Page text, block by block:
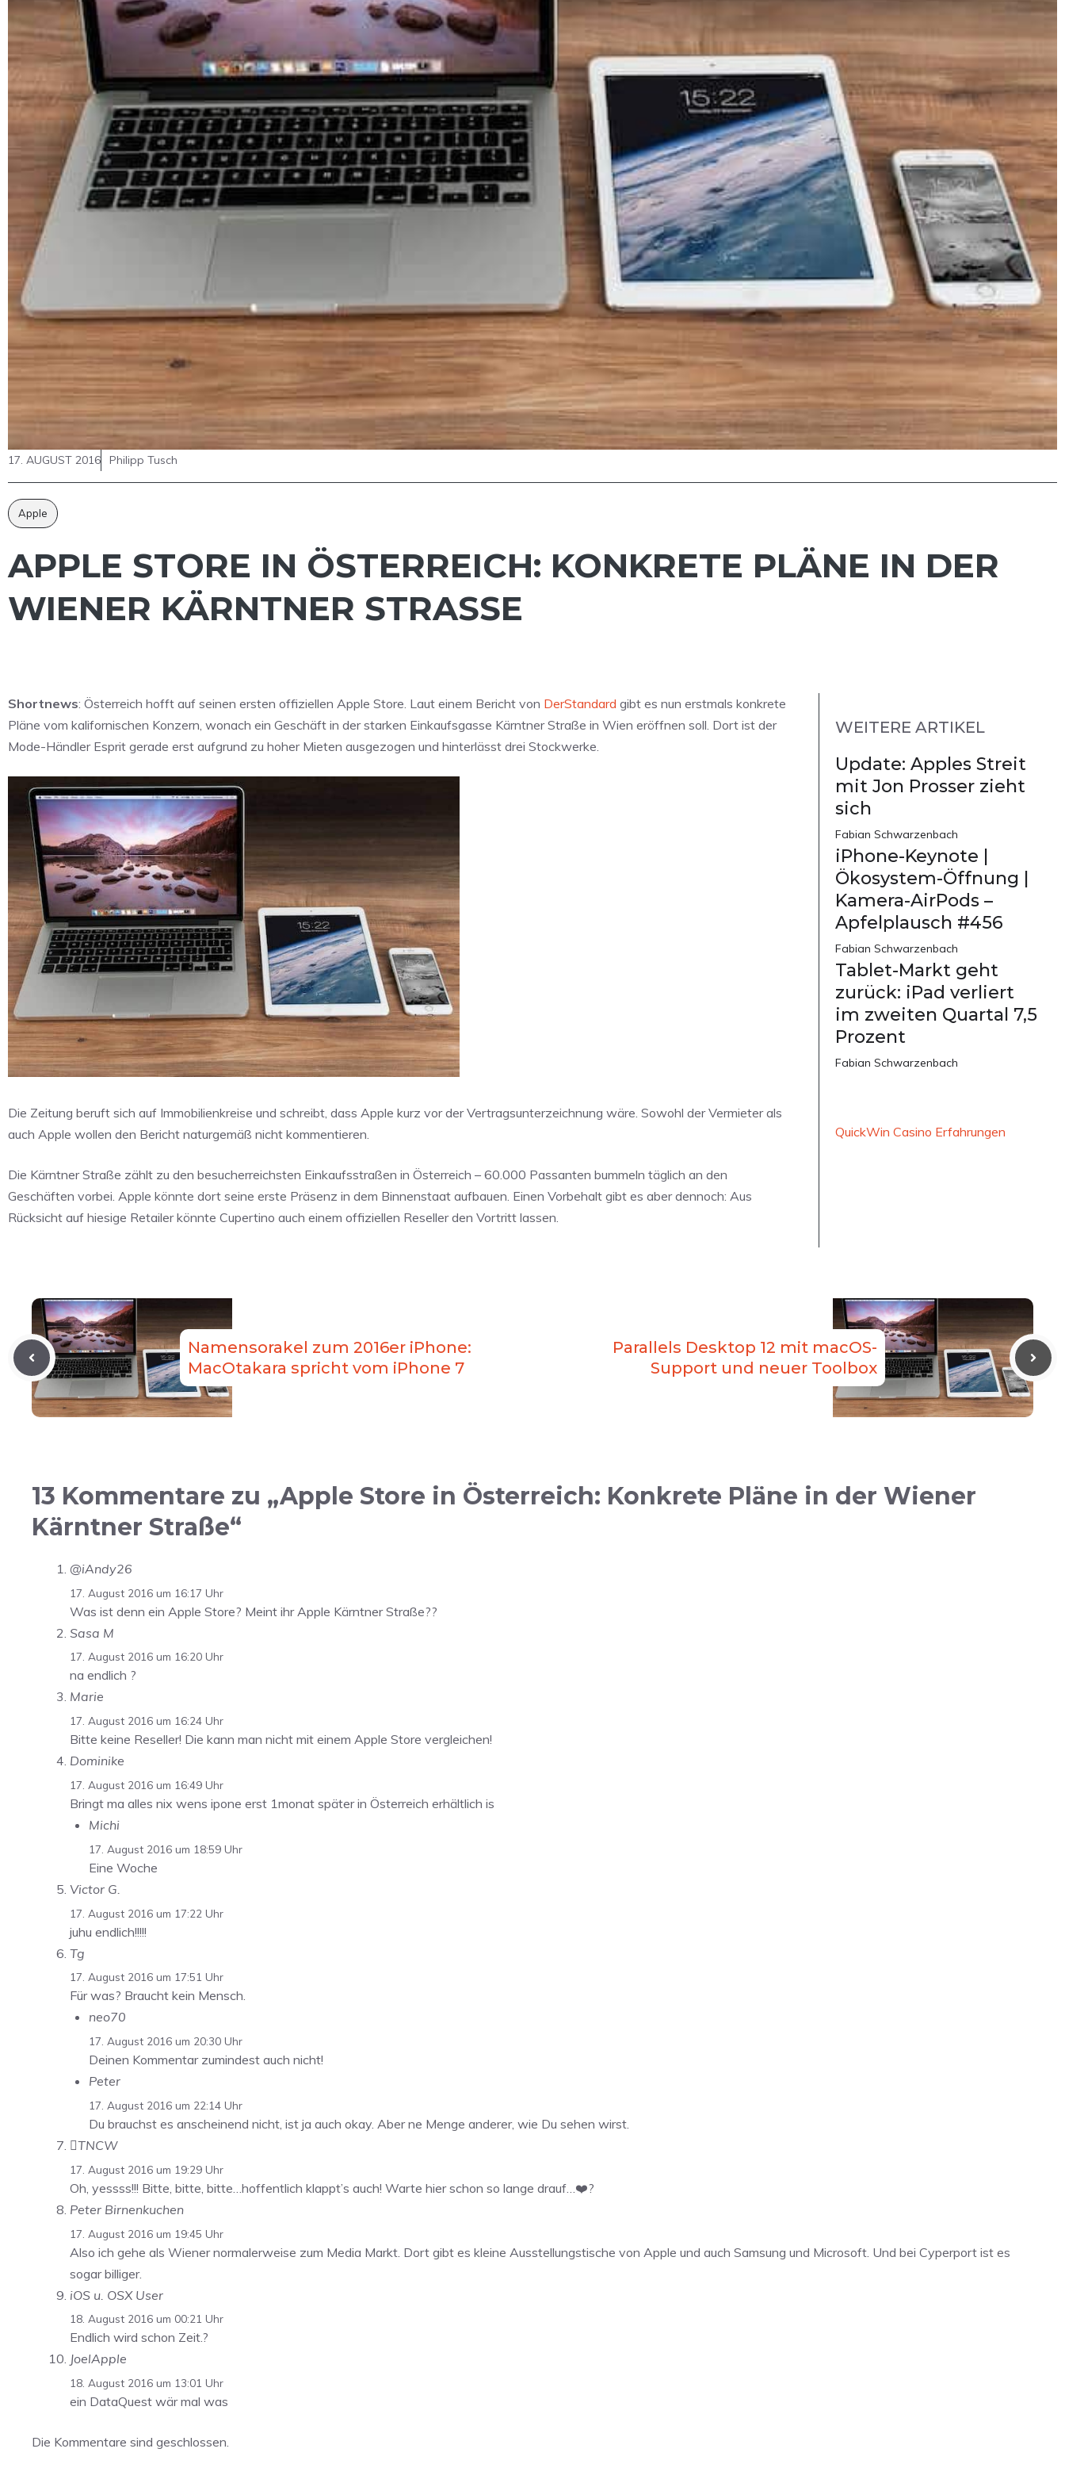
17. AUGUST 2016 Philipp Tusch
Apple
APPLE STORE IN ÖSTERREICH: KONKRETE PLÄNE IN DER
WIENER KÄRNTNER STRASSE
Shortnews: Österreich hofft auf seinen ersten offiziellen Apple Store. Laut einem Bericht von DerStandard gibt es nun erstmals konkrete
Pläne vom kalifornischen Konzern, wonach ein Geschäft in der starken Einkaufsgasse Kärntner Straße in Wien eröffnen soll. Dort ist der
Mode-Händler Esprit gerade erst aufgrund zu hoher Mieten ausgezogen und hinterlässt drei Stockwerke.
Die Zeitung beruft sich auf Immobilienkreise und schreibt, dass Apple kurz vor der Vertragsunterzeichnung wäre. Sowohl der Vermieter als
auch Apple wollen den Bericht naturgemäß nicht kommentieren.
Die Kärntner Straße zählt zu den besucherreichsten Einkaufsstraßen in Österreich – 60.000 Passanten bummeln täglich an den
Geschäften vorbei. Apple könnte dort seine erste Präsenz in dem Binnenstaat aufbauen. Einen Vorbehalt gibt es aber dennoch: Aus
Rücksicht auf hiesige Retailer könnte Cupertino auch einem offiziellen Reseller den Vortritt lassen.
WEITERE ARTIKEL
Update: Apples Streit
mit Jon Prosser zieht
sich
Fabian Schwarzenbach
iPhone-Keynote |
Ökosystem-Öffnung |
Kamera-AirPods –
Apfelplausch #456
Fabian Schwarzenbach
Tablet-Markt geht
zurück: iPad verliert
im zweiten Quartal 7,5
Prozent
Fabian Schwarzenbach
QuickWin Casino Erfahrungen
Namensorakel zum 2016er iPhone:
MacOtakara spricht vom iPhone 7
Parallels Desktop 12 mit macOS-
Support und neuer Toolbox
13 Kommentare zu „Apple Store in Österreich: Konkrete Pläne in der Wiener
Kärntner Straße“
@iAndy26
17. August 2016 um 16:17 Uhr
Was ist denn ein Apple Store? Meint ihr Apple Kärntner Straße??
Sasa M
17. August 2016 um 16:20 Uhr
na endlich ?
Marie
17. August 2016 um 16:24 Uhr
Bitte keine Reseller! Die kann man nicht mit einem Apple Store vergleichen!
Dominike
17. August 2016 um 16:49 Uhr
Bringt ma alles nix wens ipone erst 1monat später in Österreich erhältlich is
Michi
17. August 2016 um 18:59 Uhr
Eine Woche
Victor G.
17. August 2016 um 17:22 Uhr
juhu endlich!!!!!
Tg
17. August 2016 um 17:51 Uhr
Für was? Braucht kein Mensch.
neo70
17. August 2016 um 20:30 Uhr
Deinen Kommentar zumindest auch nicht!
Peter
17. August 2016 um 22:14 Uhr
Du brauchst es anscheinend nicht, ist ja auch okay. Aber ne Menge anderer, wie Du sehen wirst.
TNCW
17. August 2016 um 19:29 Uhr
Oh, yessss!!! Bitte, bitte, bitte…hoffentlich klappt’s auch! Warte hier schon so lange drauf…❤️?
Peter Birnenkuchen
17. August 2016 um 19:45 Uhr
Also ich gehe als Wiener normalerweise zum Media Markt. Dort gibt es kleine Ausstellungstische von Apple und auch Samsung und Microsoft. Und bei Cyperport ist es
sogar billiger.
iOS u. OSX User
18. August 2016 um 00:21 Uhr
Endlich wird schon Zeit.?
JoelApple
18. August 2016 um 13:01 Uhr
ein DataQuest wär mal was
Die Kommentare sind geschlossen.